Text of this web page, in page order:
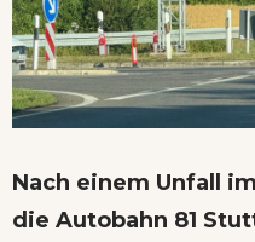
Nach einem Unfall
die Autobahn 81